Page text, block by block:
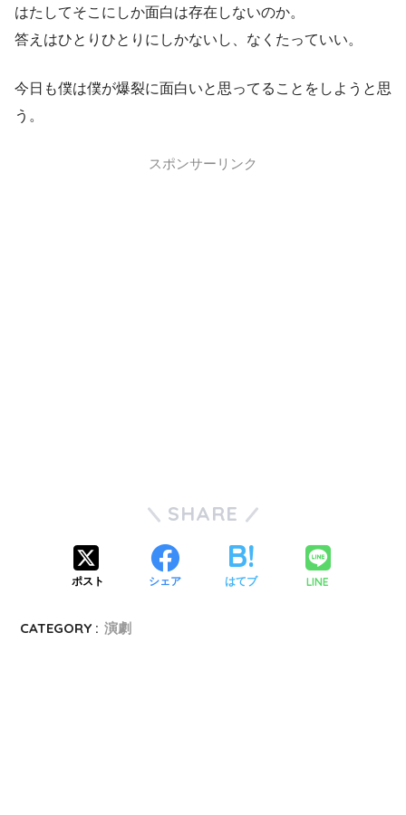
はたしてそこにしか面白は存在しないのか。
答えはひとりひとりにしかないし、なくたっていい。
今日も僕は僕が爆裂に面白いと思ってることをしようと思
う。
スポンサーリンク
SHARE
ポスト シェア はてブ LINE
CATEGORY : 演劇